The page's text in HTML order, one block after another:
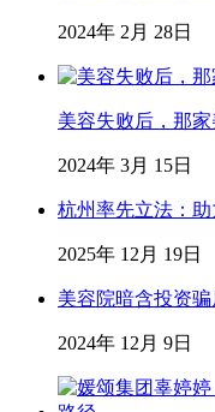
2024年 2月 28日
美容失败后，那
2024年 3月 15日
杭州率先立法：
2025年 12月 19日
美容院暗含投资
2024年 12月 9日